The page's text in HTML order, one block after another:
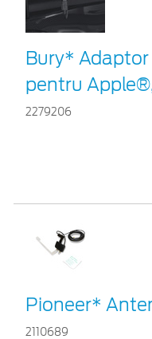
Bury* Adaptor
pentru
2279206
Pioneer*
2110689